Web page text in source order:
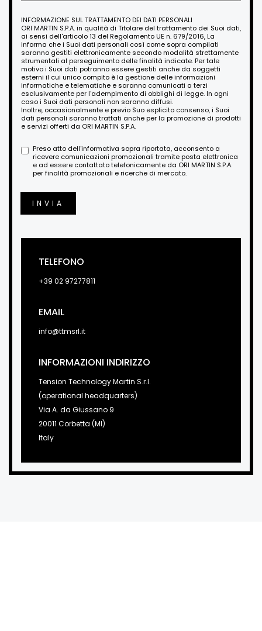
INFORMAZIONE SUL TRATTAMENTO DEI DATI PERSONALI
ORI MARTIN S.P.A. in qualità di Titolare del trattamento dei Suoi dati,
ai sensi dell'articolo 13 del Regolamento UE n. 679/2016, La
informa che i Suoi dati personali così come sopra compilati
saranno gestiti elettronicamente secondo modalità strettamente
strumentali al perseguimento delle finalità indicate. Per tale
motivo i Suoi dati potranno essere gestiti anche da soggetti
esterni il cui unico compito è la gestione delle informazioni
informatiche e telematiche e saranno comunicati a terzi
esclusivamente per l'adempimento di obblighi di legge. In ogni
caso i Suoi dati personali non saranno diffusi.
Inoltre, occasionalmente e previo Suo esplicito consenso, i Suoi
dati personali saranno trattati anche per la promozione di prodotti
e servizi offerti da ORI MARTIN S.P.A.
Preso atto dell'informativa sopra riportata, acconsento a
ricevere comunicazioni promozionali tramite posta elettronica
e ad essere contattato telefonicamente da ORI MARTIN S.P.A.
per finalità promozionali e ricerche di mercato.
INVIA
TELEFONO
+39 02 97277811
EMAIL
info@ttmsrl.it
INFORMAZIONI INDIRIZZO
Tension Technology Martin S.r.l.
(operational headquarters)
Via A. da Giussano 9
20011 Corbetta (MI)
Italy